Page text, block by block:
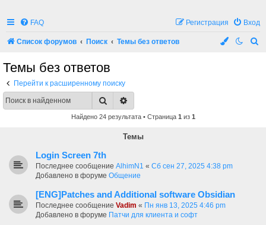
FAQ Вход
Регистрация
Список форумов Поиск Темы без ответов
Темы без ответов
Перейти к расширенному поиску
Поиск
Найдено 24 результата • Страница 1из 1
Темы
Login Screen 7th
Последнее сообщение AlhimN1 « Сб сен 27, 2025 4:38 pm
Добавлено в форуме Общение
[ENG]Patches and Additional software Obsidian
Последнее сообщение Vadim « Пн янв 13, 2025 4:46 pm
Добавлено в форуме Патчи для клиента и софт